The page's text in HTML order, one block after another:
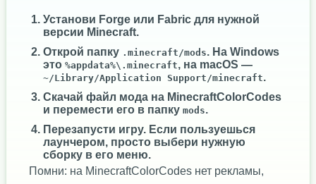
Установи Forge или Fabric для нужной
версии Minecraft.
Открой папку .minecraft/mods. На Windows
это %appdata%\.minecraft, на macOS —
~/Library/Application Support/minecraft.
Скачай файл мода на MinecraftColorCodes
и перемести его в папку mods.
Перезапусти игру. Если пользуешься
лаунчером, просто выбери нужную
сборку в его меню.
Помни: на MinecraftColorCodes нет рекламы,